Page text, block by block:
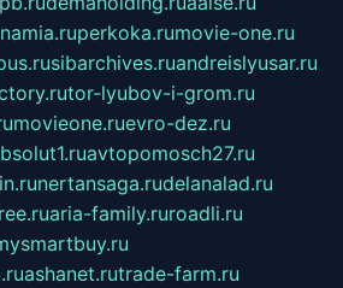
perkoka.rumovie-one.ru
sibarchives.ruandreislyusar.ru
tor-lyubov-i-grom.ru
movieone.ruevro-dez.ru
avtopomosch27.ru
nertansaga.rudelanalad.ru
aria-family.ruroadli.ru
ashanet.rutrade-farm.ru